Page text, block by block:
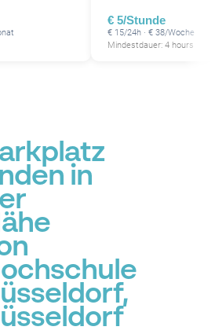
€ 5/Stunde
€ 15/24h · € 38/Woche
Mindestdauer: 4 hours
in